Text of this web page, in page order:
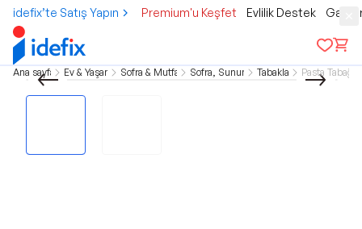
idefix’te Satış Yapın Premium'u Keşfet Evlilik Destek
Ana sayfa Ev & Yaşam Sofra & Mutfak Sofra, Sunum Tabaklar Pasta Tabağı